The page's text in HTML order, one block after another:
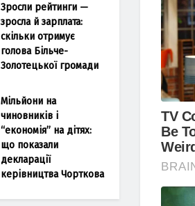
Зросли рейтинги —
зросла й зарплата:
скільки отримує
голова Більче-
Золотецької громади
Мільйони на
чиновників і
“економія” на дітях:
що показали
декларації
керівництва Чорткова